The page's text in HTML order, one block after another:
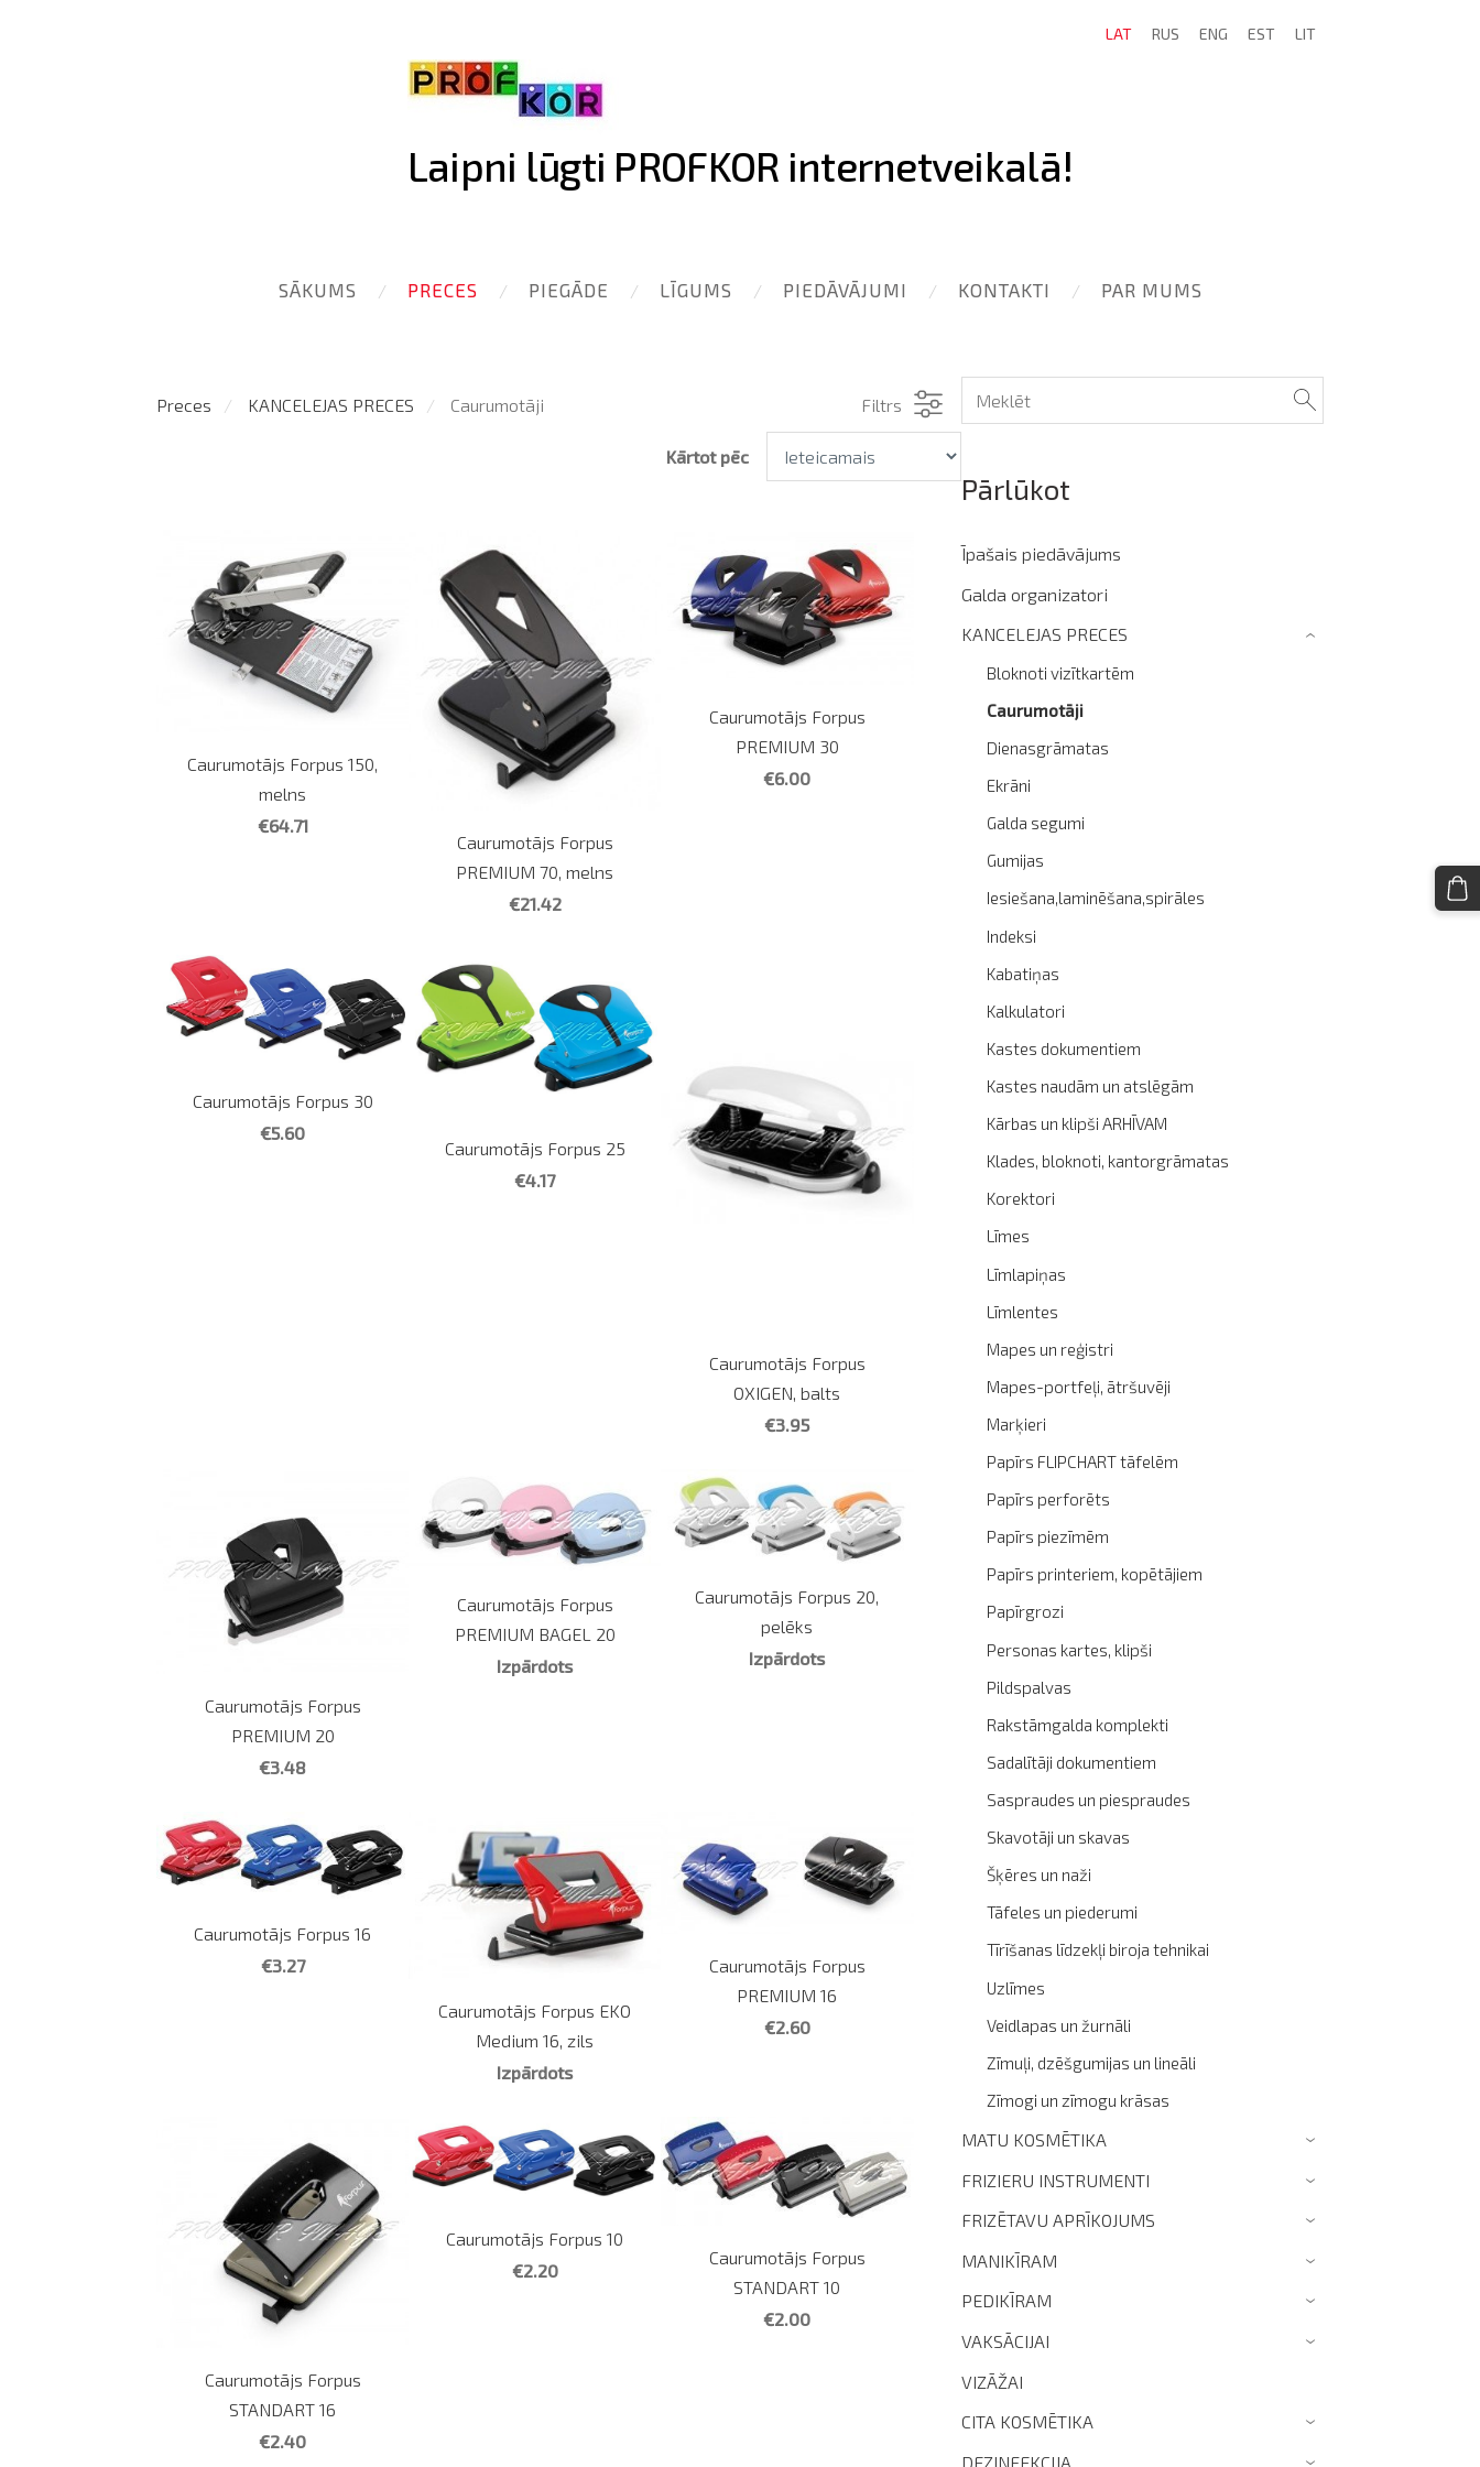
Laipni lūgti PROFKOR internetveikalā!
SĀKUMS PRECES PIEGĀDE LĪGUMS PIEDĀVĀJUMI KONTAKTI PAR MUMS
LAT RUS ENG EST LIT
Pārlūkot
Īpašais piedāvājums
Galda organizatori
KANCELEJAS PRECES
Bloknoti vizītkartēm
Caurumotāji
Dienasgrāmatas
Ekrāni
Galda segumi
Gumijas
Iesiešana,laminēšana,spirāles
Indeksi
Kabatiņas
Kalkulatori
Kastes dokumentiem
Kastes naudām un atslēgām
Kārbas un klipši ARHĪVAM
Klades, bloknoti, kantorgrāmatas
Korektori
Līmes
Līmlapiņas
Līmlentes
Mapes un reģistri
Mapes-portfeļi, ātršuvēji
Marķieri
Papīrs FLIPCHART tāfelēm
Papīrs perforēts
Papīrs piezīmēm
Papīrs printeriem, kopētājiem
Papīrgrozi
Personas kartes, klipši
Pildspalvas
Rakstāmgalda komplekti
Sadalītāji dokumentiem
Saspraudes un piespraudes
Skavotāji un skavas
Šķēres un naži
Tāfeles un piederumi
Tīrīšanas līdzekļi biroja tehnikai
Uzlīmes
Veidlapas un žurnāli
Zīmuļi, dzēšgumijas un lineāli
Zīmogi un zīmogu krāsas
›
MATU KOSMĒTIKA ›
FRIZIERU INSTRUMENTI ›
FRIZĒTAVU APRĪKOJUMS ›
MANIKĪRAM ›
PEDIKĪRAM ›
VAKSĀCIJAI ›
VIZĀŽAI
CITA KOSMĒTIKA
›
DEZINFEKCIJA ›
Preces KANCELEJAS PRECES Caurumotāji Filtrs
Kārtot pēc
Caurumotājs Forpus 150,
melns
€64.71
Caurumotājs Forpus
PREMIUM 70, melns
€21.42
Caurumotājs Forpus
PREMIUM 30
€6.00
Caurumotājs Forpus 30
€5.60
Caurumotājs Forpus 25
€4.17
Caurumotājs Forpus
OXIGEN, balts
€3.95
Caurumotājs Forpus
PREMIUM 20
€3.48
Caurumotājs Forpus
PREMIUM BAGEL 20
Izpārdots
Caurumotājs Forpus 20,
pelēks
Izpārdots
Caurumotājs Forpus 16
€3.27
Caurumotājs Forpus EKO
Medium 16, zils
Izpārdots
Caurumotājs Forpus
PREMIUM 16
€2.60
Caurumotājs Forpus
STANDART 16
€2.40
Caurumotājs Forpus 10
€2.20
Caurumotājs Forpus
STANDART 10
€2.00